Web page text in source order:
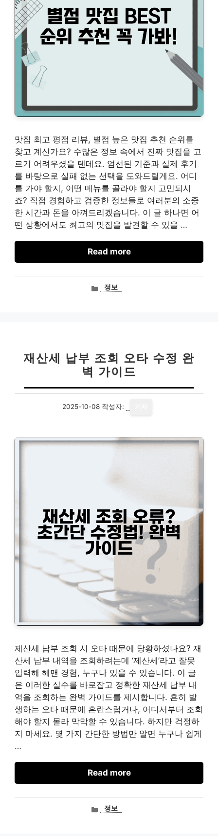
맛집 최고 평점 리뷰, 별점 높은 맛집 추천 순위를
찾고 계신가요? 수많은 정보 속에서 진짜 맛집을 고
르기 어려우셨을 텐데요. 엄선된 기준과 실제 후기
를 바탕으로 실패 없는 선택을 도와드릴게요. 어디
를 가야 할지, 어떤 메뉴를 골라야 할지 고민되시
죠? 직접 경험하고 검증한 정보들로 여러분의 소중
한 시간과 돈을 아껴드리겠습니다. 이 글 하나면 어
떤 상황에서도 최고의 맛집을 발견할 수 있을 …
Read more
카정보
재산세 납부 조회 오타 수정 완
벽 가이드
2025-10-08 작성자:
제산세 납부 조회 시 오타 때문에 당황하셨나요? 재
산세 납부 내역을 조회하려는데 ‘제산세’라고 잘못
입력해 헤맨 경험, 누구나 있을 수 있습니다. 이 글
은 이러한 실수를 바로잡고 정확한 재산세 납부 내
역을 조회하는 완벽 가이드를 제시합니다. 흔히 발
생하는 오타 때문에 혼란스럽거나, 어디서부터 조회
해야 할지 몰라 막막할 수 있습니다. 하지만 걱정하
지 마세요. 몇 가지 간단한 방법만 알면 누구나 쉽게
…
Read more
카정보